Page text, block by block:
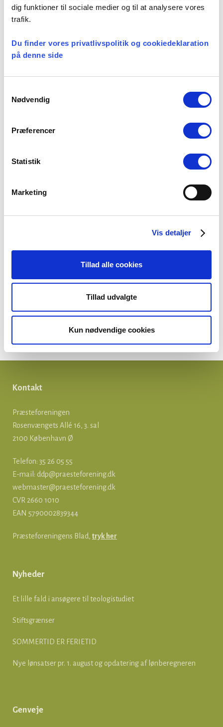
dig funktioner til sociale medier og til at analysere vores
trafik.
Du finder vores privatlivspolitik og cookiedeklaration
på denne side
Nødvendig
Præferencer
Statistik
Marketing
Vis detaljer
Tillad alle cookies
Tillad udvalgte
Kun nødvendige cookies
23 juli, 2026
Ikke-kategoriseret
Kirkepolitik
Løn og ansættelse
Om præster
Præsteforeningen
Kontakt
Præsteforeningen
Rosenvængets Allé 16, 3. sal
2100 København Ø
Telefon: 35 26 05 55
E-mail: ddp@praesteforening.dk
webmaster@praesteforening.dk
CVR 2660 1010
EAN 5790002839344
Præsteforeningens Blad, tryk her
Nyheder
Et lille fald i ansøgere til teologistudiet
Stiftsgrænser
SOMMERTID ER FERIETID
Nye lønsatser pr. 1. august og opdatering af lønberegneren
Genveje